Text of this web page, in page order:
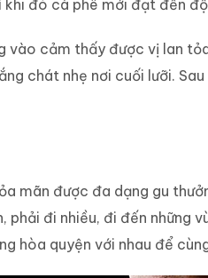
khi đó cà phê mới đạt đến
vào cảm thấy được vị lan
chát nhẹ nơi cuối lưỡi.
mãn được đa dạng gu
phải đi nhiều, đi đến
hòa quyện với nhau để